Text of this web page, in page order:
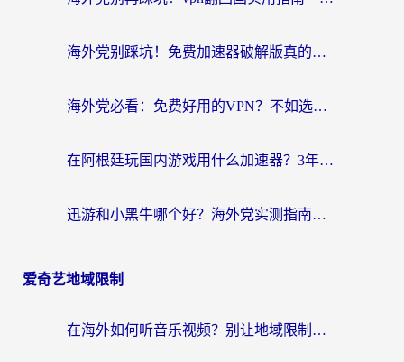
海外党别踩坑！免费加速器破解版真的能用？教你无缝访问国内资源的正确姿势
海外党必看：免费好用的VPN？不如选对转国内加速器实现无缝追剧
在阿根廷玩国内游戏用什么加速器？3年海外党亲测实用指南
迅游和小黑牛哪个好？海外党实测指南，选对中国地址加速器才能无缝刷国内资源
爱奇艺地域限制
在海外如何听音乐视频？别让地域限制挡住你的华语旋律